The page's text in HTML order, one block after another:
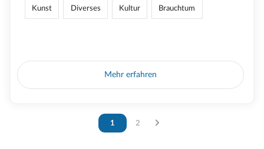
Kunst Diverses Kultur Brauchtum
Mehr erfahren
Vous êtes sur la page
1 Vous êtes sur la page
2